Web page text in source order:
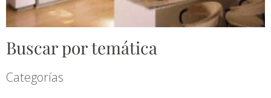
Buscar por temática
Categorías